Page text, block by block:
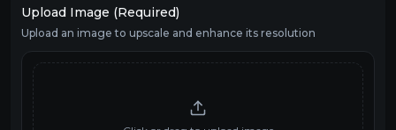
Upload Image (Required)
Upload an image to upscale and enhance its resolution